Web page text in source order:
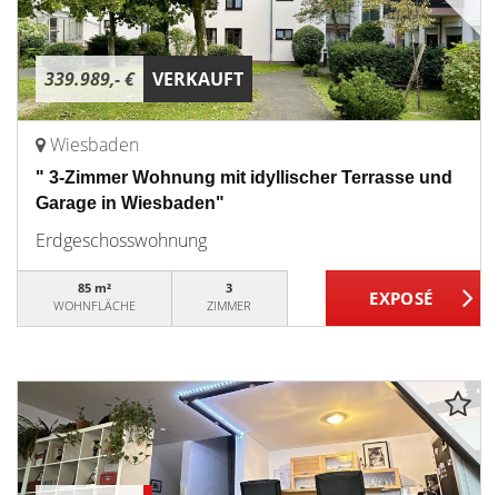
339.989,- € VERKAUFT
Wiesbaden
" 3-Zimmer Wohnung mit idyllischer Terrasse und
Garage in Wiesbaden"
Erdgeschosswohnung
85 m²
WOHNFLÄCHE
3
ZIMMER